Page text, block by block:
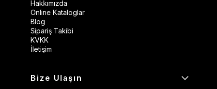
Hakkımızda
Online Kataloglar
Blog
Sipariş Takibi
KVKK
İletişim
Bize Ulaşın